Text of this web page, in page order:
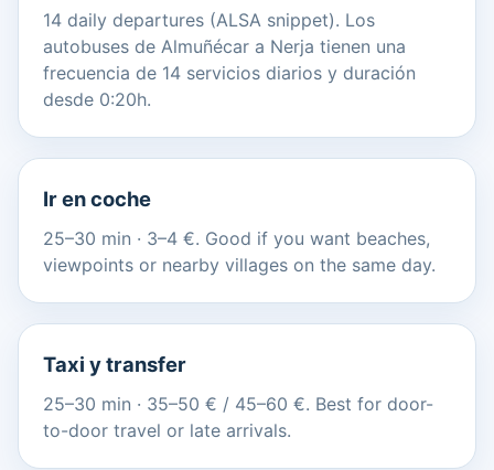
14 daily departures (ALSA snippet). Los
autobuses de Almuñécar a Nerja tienen una
frecuencia de 14 servicios diarios y duración
desde 0:20h.
Ir en coche
25–30 min · 3–4 €. Good if you want beaches,
viewpoints or nearby villages on the same day.
Taxi y transfer
25–30 min · 35–50 € / 45–60 €. Best for door-
to-door travel or late arrivals.